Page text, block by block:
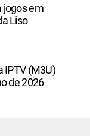
jogos em
Liso
IPTV (M3U)
de 2026